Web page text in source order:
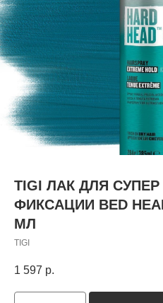
TIGI ЛАК ДЛЯ
ФИКСАЦИИ BED
МЛ
TIGI
1 597 р.